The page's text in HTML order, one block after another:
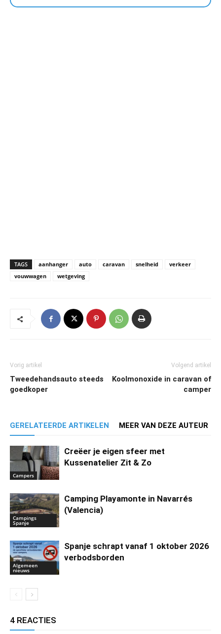
TAGS aanhanger auto caravan snelheid
verkeer
vouwwagen
wetgeving
Vorig artikel
Tweedehandsauto steeds
goedkoper
Volgend artikel
Koolmonoxide in caravan of
camper
GERELATEERDE ARTIKELEN MEER VAN DEZE AUTEUR
Campers
Creëer je eigen sfeer met
Kussenatelier Zit & Zo
Campings
Spanje
Camping Playamonte in Navarrés
(Valencia)
Algemeen
nieuws
Spanje schrapt vanaf 1 oktober 2026
verbodsborden
4 REACTIES